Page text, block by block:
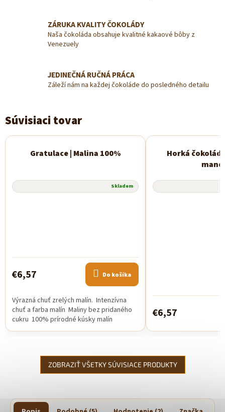
ZÁRUKA KVALITY ČOKOLÁDY
Naša čokoláda obsahuje kvalitné kakaové bôby z
Venezuely
JEDINEČNÁ RUČNÁ PRÁCA
Záleží nám na každej čokoláde do posledného detailu
Súvisiaci tovar
Novinka
Gratulace | Malina 100%
Skladem
€6,57 Do košíka
Výrazná chuť zrelých malín. Intenzívna
chuť a farba malín Maliny bez pridaného
cukru 100% prírodné kúsky malín
Horká
€6,57
ZOBRAZIŤ VŠETKY SÚVISIACE PRODUKTY